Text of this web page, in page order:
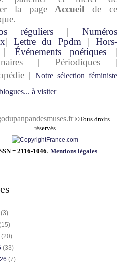
la page Accueil de ce
réguliers | Numéros
| Lettre du Ppdm |Hors-
| Événements poétiques |
| Périodiques |
| Notre sélection féministe
à visiter
pandesmuses.fr ©Tous droits
réservés
= 2116-1046. Mentions légales
(3)
(20)
(33)
(7)